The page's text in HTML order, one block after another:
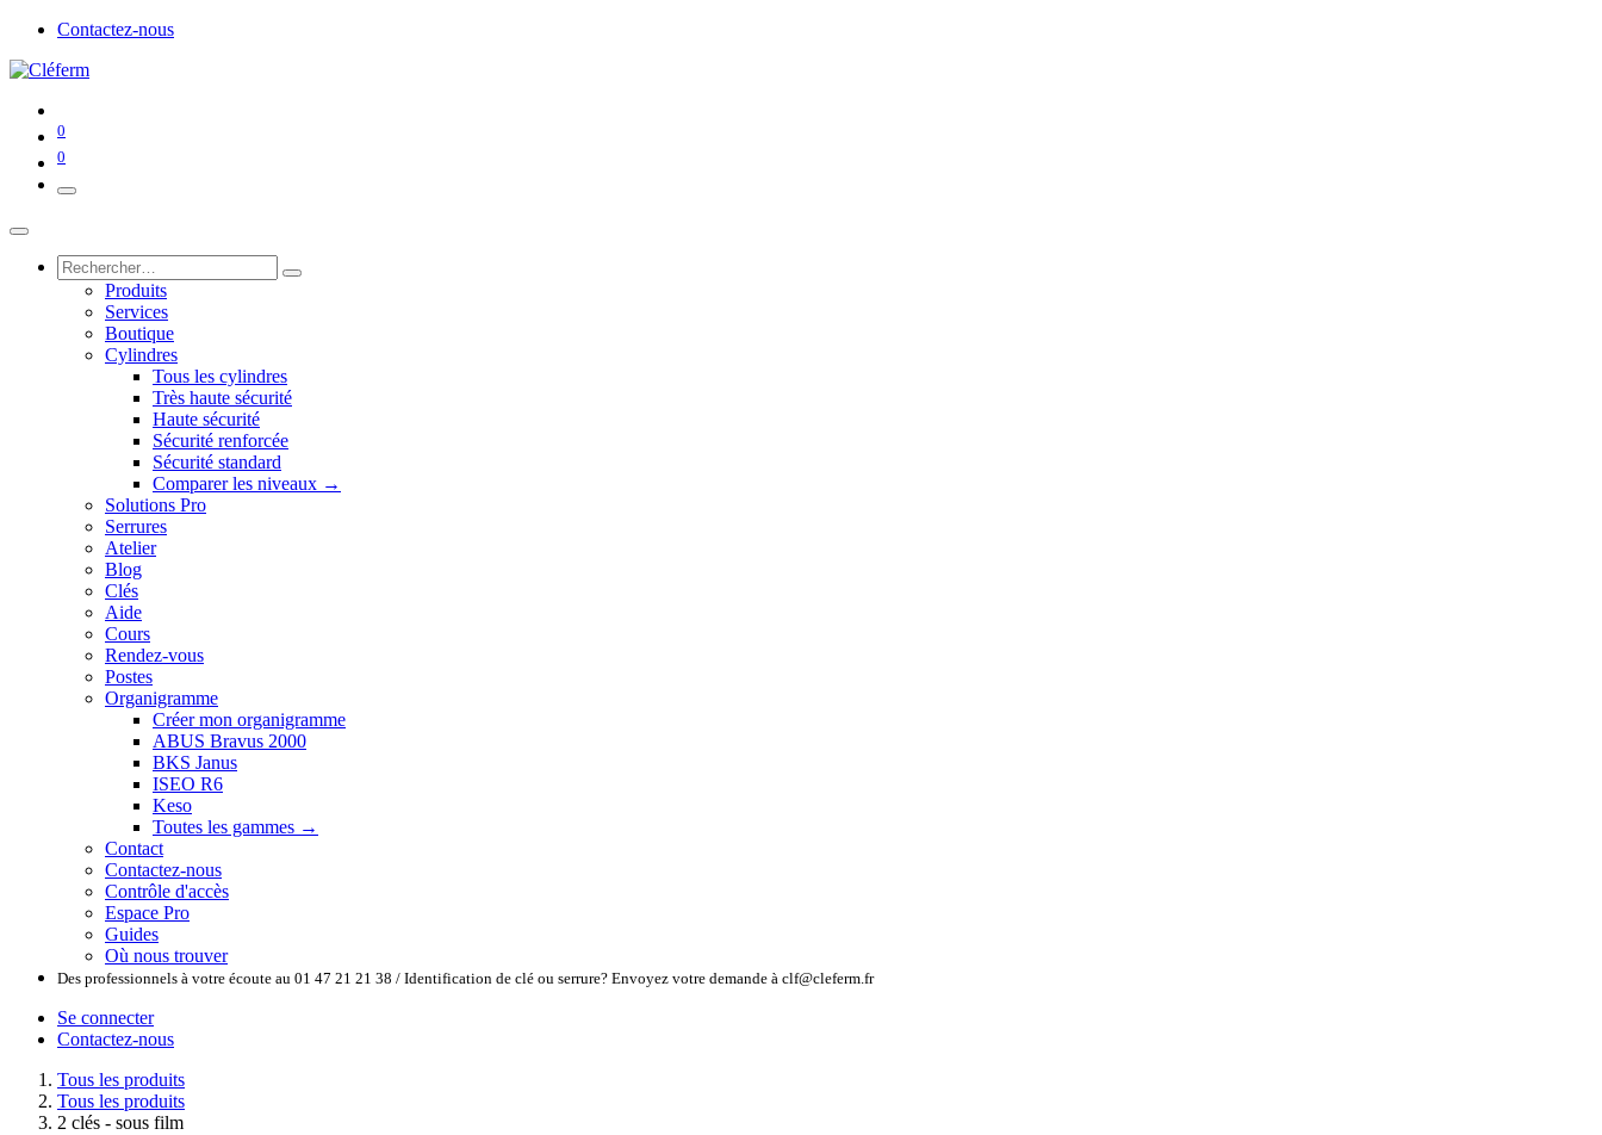
Contactez-nous
0
0
Produits
Services
Boutique
Cylindres
Tous les cylindres
Très haute sécurité
Haute sécurité
Sécurité renforcée
Sécurité standard
Comparer les niveaux →
Solutions Pro
Serrures
Atelier
Blog
Clés
Aide
Cours
Rendez-vous
Postes
Organigramme
Créer mon organigramme
ABUS Bravus 2000
BKS Janus
ISEO R6
Keso
Toutes les gammes →
Contact
Contactez-nous
Contrôle d'accès
Espace Pro
Guides
Où nous trouver
Des professionnels à votre écoute au 01 47 21 21 38 / Identification de clé ou serrure? Envoyez votre demande à clf@cleferm.fr
Se connecter
Contactez-nous
Tous les produits
Tous les produits
2 clés - sous film